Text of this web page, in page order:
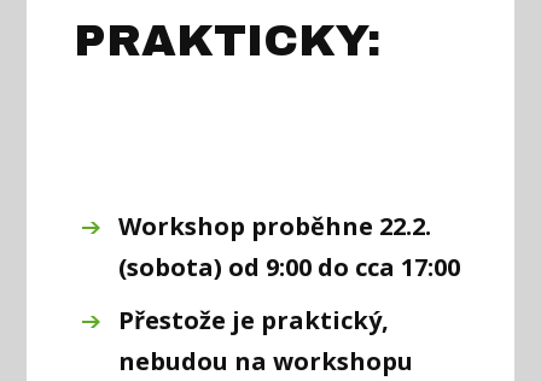
PRAKTICKY:
Workshop proběhne 22.2.
(sobota) od 9:00 do cca 17:00
Přestože je praktický,
nebudou na workshopu